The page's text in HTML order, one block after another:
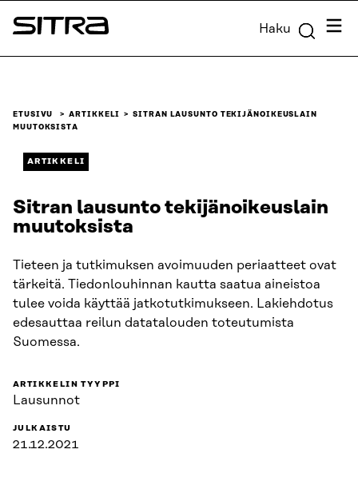
Siirry
suoraan
Sitra Haku
ETUSIVU ARTIKKELI
SITRAN LAUSUNTO TEKIJÄNOIKEUSLAIN
MUUTOKSISTA
ARTIKKELI
Sitran lausunto tekijänoikeuslain
muutoksista
Tieteen ja tutkimuksen avoimuuden periaatteet ovat
tärkeitä. Tiedonlouhinnan kautta saatua aineistoa
tulee voida käyttää jatkotutkimukseen. Lakiehdotus
edesauttaa reilun datatalouden toteutumista
Suomessa.
ARTIKKELIN TYYPPI
Lausunnot
JULKAISTU
21.12.2021